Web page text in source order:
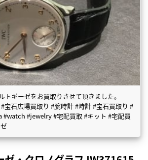
トギーゼをお買取りさせて頂きました。
宝石広場買取り #腕時計 #時計 #宝石買取り #
#jewelry #宅配買取 #キット #宅配買